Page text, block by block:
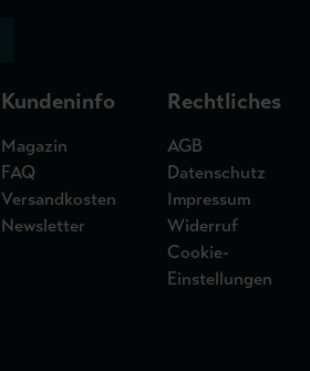
Kundeninfo
Magazin
FAQ
Versandkosten
Newsletter
Rechtliches
AGB
Datenschutz
Impressum
Widerruf
Cookie-
Einstellungen